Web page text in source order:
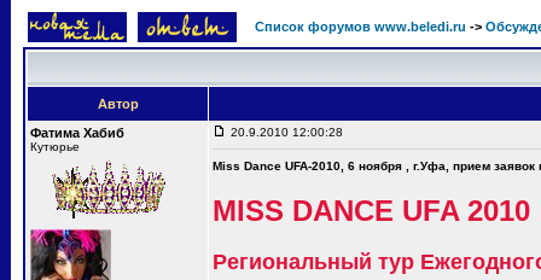
Список форумов www.beledi.ru ->
Автор
Фатима Хабиб
Кутюрье
20.9.2010 12:00:28
Miss Dance UFA-2010, 6 ноября , г.Уфа, прием заявок
MISS DANCE UFA 2010
Региональный тур